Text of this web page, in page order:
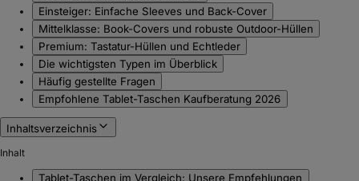
Einsteiger: Einfache Sleeves und Back-Cover
Mittelklasse: Book-Covers und robuste Outdoor-Hüllen
Premium: Tastatur-Hüllen und Echtleder
Die wichtigsten Typen im Überblick
Häufig gestellte Fragen
Empfohlene Tablet-Taschen Kaufberatung 2026
Inhaltsverzeichnis
Inhalt
Tablet-Taschen im Vergleich: Unsere Empfehlungen